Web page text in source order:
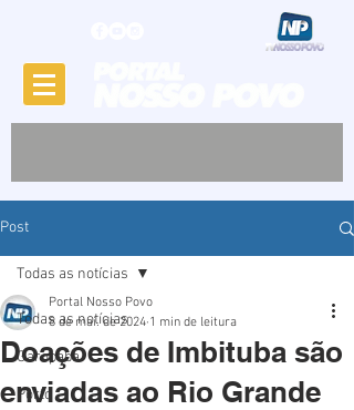
Post
Todas as notícias
Garopaba
Porto
Todas as notícias
Doações de Imbituba são
enviadas ao Rio Grande
Portal Nosso Povo
8 de mai. de 2024 1 min de leitura